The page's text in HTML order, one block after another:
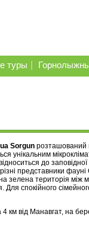
туры
Sorgun розташований
унікальним
до
представники
зелена територія
спокійного
км від Манавгат, на